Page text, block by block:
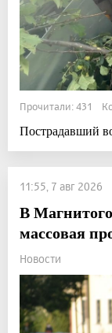
Прочитали: 431
Пострадавший
11:55, 7 авг 2026
В
массовая
Новости